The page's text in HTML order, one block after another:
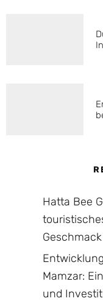
Hatta Bee
Mamzar:
und